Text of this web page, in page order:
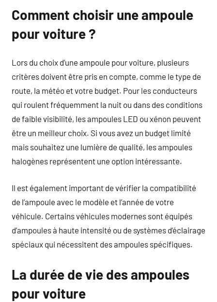
Comment choisir une ampoule
pour voiture ?
Lors du choix d’une ampoule pour voiture, plusieurs
critères doivent être pris en compte, comme le type de
route, la météo et votre budget. Pour les conducteurs
qui roulent fréquemment la nuit ou dans des conditions
de faible visibilité, les ampoules LED ou xénon peuvent
être un meilleur choix. Si vous avez un budget limité
mais souhaitez une lumière de qualité, les ampoules
halogènes représentent une option intéressante.
Il est également important de vérifier la compatibilité
de l’ampoule avec le modèle et l’année de votre
véhicule. Certains véhicules modernes sont équipés
d’ampoules à haute intensité ou de systèmes d’éclairage
spéciaux qui nécessitent des ampoules spécifiques.
La durée de vie des ampoules
pour voiture